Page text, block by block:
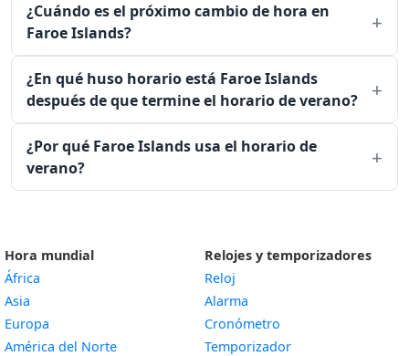
¿Cuándo es el próximo cambio de hora en
Faroe Islands?
¿En qué huso horario está Faroe Islands
después de que termine el horario de verano?
¿Por qué Faroe Islands usa el horario de
verano?
Hora mundial
África
Asia
Europa
América del Norte
Relojes y temporizadores
Reloj
Alarma
Cronómetro
Temporizador